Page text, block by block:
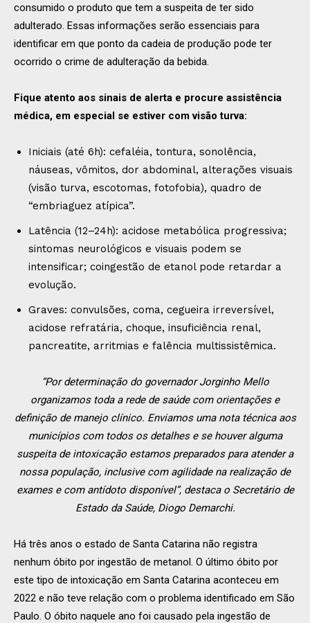
consumido o produto que tem a suspeita de ter sido
adulterado. Essas informações serão essenciais para
identificar em que ponto da cadeia de produção pode ter
ocorrido o crime de adulteração da bebida.
Fique atento aos sinais de alerta e procure assistência
médica, em especial se estiver com visão turva:
Iniciais (até 6h): cefaléia, tontura, sonolência,
náuseas, vômitos, dor abdominal, alterações visuais
(visão turva, escotomas, fotofobia), quadro de
“embriaguez atípica”.
Latência (12–24h): acidose metabólica progressiva;
sintomas neurológicos e visuais podem se
intensificar; coingestão de etanol pode retardar a
evolução.
Graves: convulsões, coma, cegueira irreversível,
acidose refratária, choque, insuficiência renal,
pancreatite, arritmias e falência multissistêmica.
“Por determinação do governador Jorginho Mello
organizamos toda a rede de saúde com orientações e
definição de manejo clínico. Enviamos uma nota técnica aos
municípios com todos os detalhes e se houver alguma
suspeita de intoxicação estamos preparados para atender a
nossa população, inclusive com agilidade na realização de
exames e com antídoto disponível”, destaca o Secretário de
Estado da Saúde, Diogo Demarchi.
Há três anos o estado de Santa Catarina não registra
nenhum óbito por ingestão de metanol. O último óbito por
este tipo de intoxicação em Santa Catarina aconteceu em
2022 e não teve relação com o problema identificado em São
Paulo. O óbito naquele ano foi causado pela ingestão de